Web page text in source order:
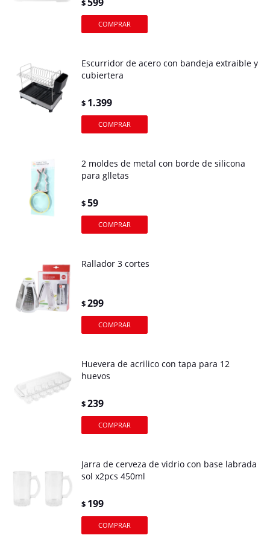
$
Escurridor de acero con bandeja extraible y
cubiertera
$ 1.399
2 moldes de metal con borde de silicona
para glletas
$59
Rallador 3 cortes
$299
Huevera de acrilico con tapa para 12
huevos
$239
Jarra de cerveza de vidrio con base labrada
sol x2pcs 450ml
$ 199